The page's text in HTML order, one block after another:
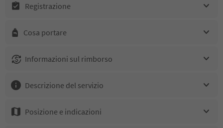
Registrazione
Cosa portare
Informazioni sul rimborso
Descrizione del servizio
Posizione e indicazioni